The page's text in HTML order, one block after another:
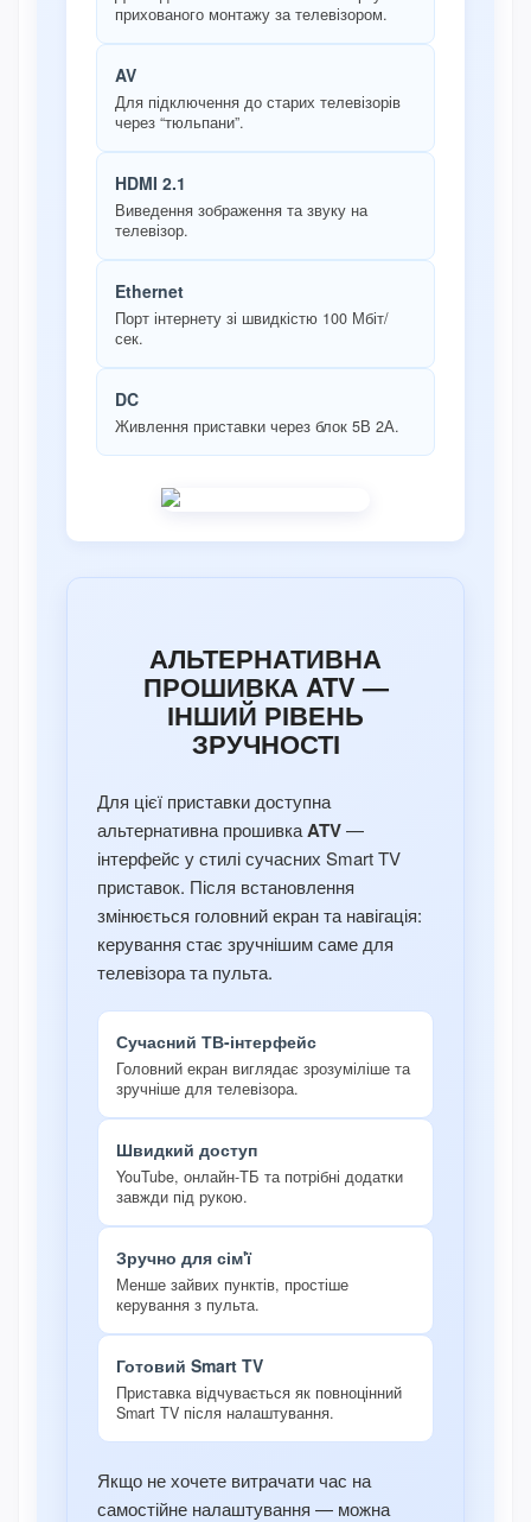
прихованого монтажу за телевізором.
AV
Для підключення до старих телевізорів
через “тюльпани”.
HDMI 2.1
Виведення зображення та звуку на
телевізор.
Ethernet
Порт інтернету зі швидкістю 100 Мбіт/
сек.
DC
Живлення приставки через блок 5В 2А.
АЛЬТЕРНАТИВНА
ПРОШИВКА ATV —
ІНШИЙ РІВЕНЬ
ЗРУЧНОСТІ
Для цієї приставки доступна
альтернативна прошивкаATV—
інтерфейс у стилі сучасних Smart TV
приставок. Після встановлення
змінюється головний екран та навігація:
керування стає зручнішим саме для
телевізора та пульта.
Сучасний ТВ-інтерфейс
Головний екран виглядає зрозуміліше та
зручніше для телевізора.
Швидкий доступ
YouTube, онлайн-ТБ та потрібні додатки
завжди під рукою.
Зручно для сім'ї
Менше зайвих пунктів, простіше
керування з пульта.
Готовий Smart TV
Приставка відчувається як повноцінний
Smart TV після налаштування.
Якщо не хочете витрачати час на
самостійне налаштування — можна